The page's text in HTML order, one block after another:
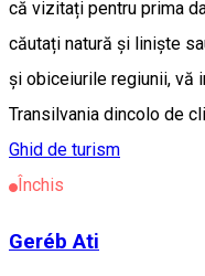
că vizitați pentru prima
căutați natură și liniște
și obiceiurile regiunii, vă
Transilvania dincolo de
Ghid de turism
Închis
Geréb Ati